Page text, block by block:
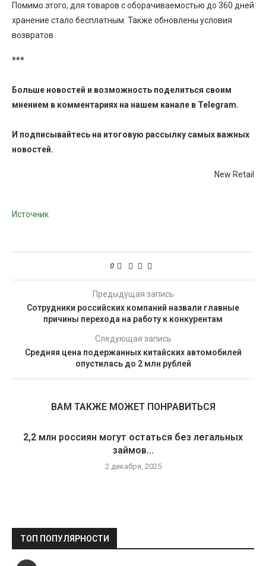
Помимо этого, для товаров с оборачиваемостью до 360 дней
хранение стало бесплатным. Также обновлены условия
возвратов.
***
Больше новостей и возможность поделиться своим
мнением в комментариях на нашем канале в Telegram.
И подписывайтесь на итоговую рассылку самых важных
новостей.
New Retail
Источник
0
Предыдущая запись
Сотрудники российских компаний назвали главные
причины перехода на работу к конкурентам
Следующая запись
Средняя цена подержанных китайских автомобилей
опустилась до 2 млн рублей
ВАМ ТАКЖЕ МОЖЕТ ПОНРАВИТЬСЯ
2,2 млн россиян могут остаться без легальных
займов...
2 декабря, 2025
ТОП ПОПУЛЯРНОСТИ